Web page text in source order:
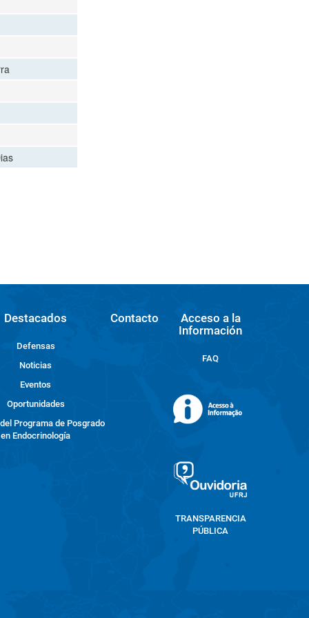
Destacados
Defensas
Noticias
Eventos
Oportunidades
Programa de Posgrado
en Endocrinología
Contacto
Acceso a la
Información
FAQ
TRANSPARENCIA
PÚBLICA